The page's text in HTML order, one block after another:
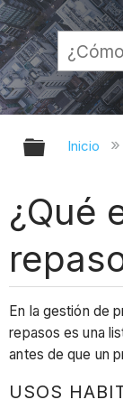
Inicio
¿Qué
En la gestión de
repasos es una
antes de que un
USOS